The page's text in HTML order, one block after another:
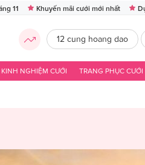
11 Khuyến mãi cưới mới nhất
12 cung hoang dao
KINH NGHIỆM CƯỚI TRANG PHỤC CƯỚI